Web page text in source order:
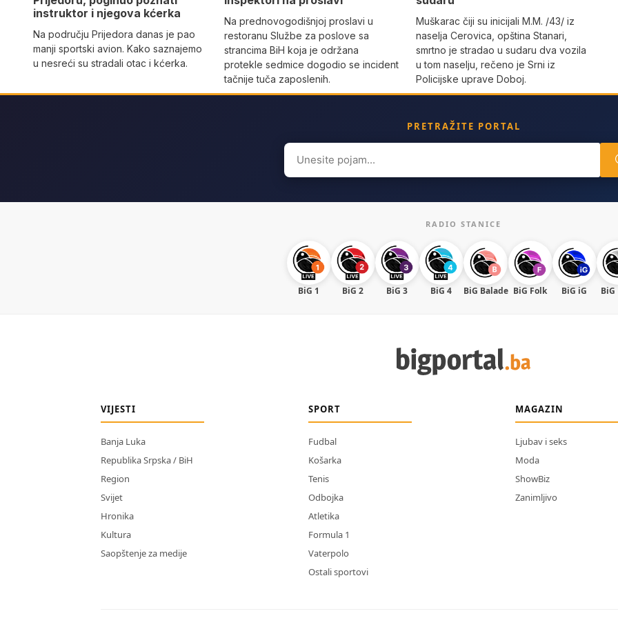
instruktor i njegova kćerka
Na području Prijedora danas je pao
manji sportski avion. Kako saznajemo
u nesreći su stradali otac i kćerka.
Na prednovogodišnjoj proslavi u
restoranu Službe za poslove sa
strancima BiH koja je održana
protekle sedmice dogodio se incident
tačnije tuča zaposlenih.
Muškarac čiji su inicijali M.M. /43/ iz
naselja Cerovica, opština Stanari,
smrtno je stradao u sudaru dva vozila
u tom naselju, rečeno je Srni iz
Policijske uprave Doboj.
PRETRAŽITE PORTAL
Search
for:
RADIO STANICE
BiG 1 BiG 2 BiG 3 BiG 4 BiG Balade BiG Folk BiG iG BiG
VIJESTI
Banja Luka
Republika Srpska / BiH
Region
Svijet
Hronika
Kultura
Saopštenje za medije
SPORT
Fudbal
Košarka
Tenis
Odbojka
Atletika
Formula 1
Vaterpolo
Ostali sportovi
MAGAZIN
Ljubav i seks
Moda
ShowBiz
Zanimljivo